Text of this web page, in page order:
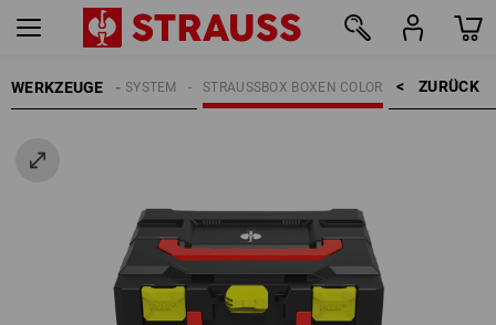
WERKZEUGE ZURÜCK    >
STRAUSSBOX BOXEN COLOR
STRAUSSBOX SYSTEM